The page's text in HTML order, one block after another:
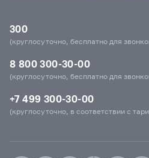
300
(круглосуточно, бесплатно для
8 800 300-30-00
(круглосуточно, бесплатно для
+7 499 300-30-00
(круглосуточно, в соответствии с